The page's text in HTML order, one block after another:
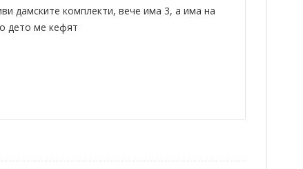
дамските комплекти, вече има 3, а има на
дето ме кефят